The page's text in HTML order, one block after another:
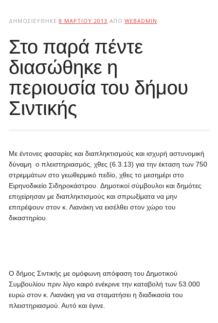
ΔΗΜΟΣΙΕΎΘΗΚΕ 8 ΜΑΡΤΊΟΥ 2013 ΑΠΌ WEBADMIN
Στο παρά πέντε
διασώθηκε η
περιουσία του δήμου
Σιντικής
Με έντονες φασαρίες και διαπληκτισμούς και ισχυρή αστυνομική
δύναμη ο πλειστηριασμός, χθες (6.3.13) για την έκταση των 750
στρεμμάτων στο γεωθερμικό πεδίο, χθες το μεσημέρι στο
Ειρηνοδικείο Σιδηροκάστρου. Δημοτικοί σύμβουλοι και δημότες
επιχείρησαν με διαπληκτισμούς και σπρωξίματα να μην
επιτρέψουν στον κ. Λιανάκη να εισέλθει στον χώρο του
δικαστηρίου.
Ο δήμος Σιντικής με ομόφωνη απόφαση του Δημοτικού
Συμβουλίου πριν λίγο καιρό ενέκρινε την καταβολή των 53.000
ευρώ στον κ. Λιανάκη για να σταματήσει η διαδικασία του
πλειστηριασμού. Αυτό και έγινε.